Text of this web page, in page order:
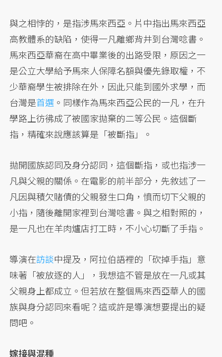
與之相悖的，是指涉馬來西亞。片中指出馬來西亞
高教體系的缺陷，使得一凡離鄉背井到台灣唸書。
馬來西亞華裔在高中畢業後的出路受限，原因之一
是公立大學給予馬來人保障名額與優先錄取權，不
少華裔學生被排除在外，因此只能到國外求學，而
台灣是首選 。同樣作為馬來西亞公民的一凡，在升
學路上彷彿成了被國家拋棄的二等公民。這個斷
指，精確來說應該算是「被斷指」。
拋開國族認同及身分認同，這個斷指，或也指涉一
凡與父親的關係。在電影的前半部分，先敘述了一
凡因與積欠賭債的父親發生口角，憤而切下父親的
小指，隨後離開家裡到台灣唸書。與之相對照的，
是一凡也在羊肉爐店打工時，不小心切斷了手指。
導演在訪談中提及，阿拉伯語裡的「砍掉手指」意
味著「被放逐的人」，我想這不管是放在一凡或其
父親身上都成立。但若放在整個馬來西亞華人的國
族與身分認同來看呢？這或許是導演想要提出的疑
問吧。
嫁接與混種